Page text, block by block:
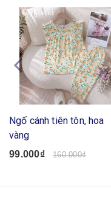
Ngố cánh tiên tôn, hoa
vàng
99.000₫ 160.000₫